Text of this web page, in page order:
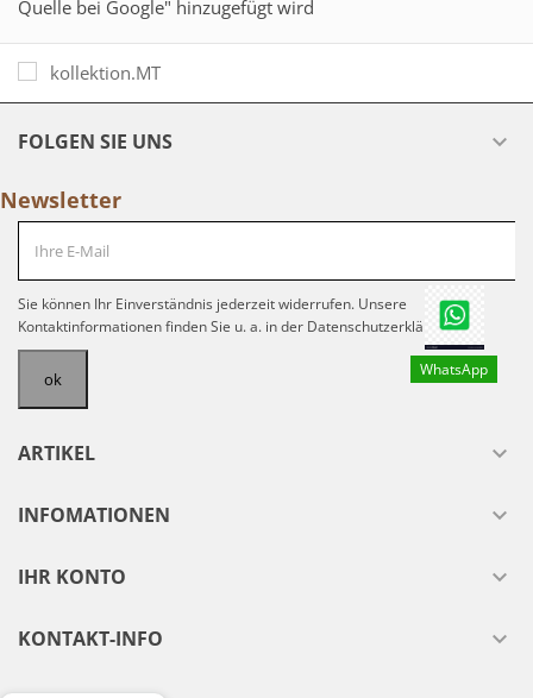
FOLGEN SIE UNS

Newsletter
Sie können Ihr Einverständnis jederzeit widerrufen. Unsere
Kontaktinformationen finden Sie u. a. in der Datenschutzerklärung.
ARTIKEL 
INFOMATIONEN 
IHR KONTO 
KONTAKT-INFO 
WhatsApp